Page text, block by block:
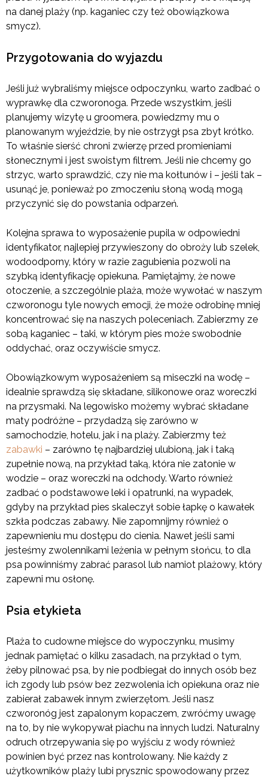
na danej plaży (np. kaganiec czy też obowiązkowa
smycz).
Przygotowania do wyjazdu
Jeśli już wybraliśmy miejsce odpoczynku, warto zadbać o
wyprawkę dla czworonoga. Przede wszystkim, jeśli
planujemy wizytę u groomera, powiedzmy mu o
planowanym wyjeździe, by nie ostrzygł psa zbyt krótko.
To właśnie sierść chroni zwierzę przed promieniami
słonecznymi i jest swoistym filtrem. Jeśli nie chcemy go
strzyc, warto sprawdzić, czy nie ma kołtunów i – jeśli tak –
usunąć je, ponieważ po zmoczeniu słoną wodą mogą
przyczynić się do powstania odparzeń.
Kolejna sprawa to wyposażenie pupila w odpowiedni
identyfikator, najlepiej przywieszony do obroży lub szelek,
wodoodporny, który w razie zagubienia pozwoli na
szybką identyfikację opiekuna. Pamiętajmy, że nowe
otoczenie, a szczególnie plaża, może wywołać w naszym
czworonogu tyle nowych emocji, że może odrobinę mniej
koncentrować się na naszych poleceniach. Zabierzmy ze
sobą kaganiec – taki, w którym pies może swobodnie
oddychać, oraz oczywiście smycz.
Obowiązkowym wyposażeniem są miseczki na wodę –
idealnie sprawdzą się składane, silikonowe oraz woreczki
na przysmaki. Na legowisko możemy wybrać składane
maty podróżne – przydadzą się zarówno w
samochodzie, hotelu, jak i na plaży. Zabierzmy też
zabawki – zarówno tę najbardziej ulubioną, jak i taką
zupełnie nową, na przykład taką, która nie zatonie w
wodzie – oraz woreczki na odchody. Warto również
zadbać o podstawowe leki i opatrunki, na wypadek,
gdyby na przykład pies skaleczył sobie łapkę o kawałek
szkła podczas zabawy. Nie zapomnijmy również o
zapewnieniu mu dostępu do cienia. Nawet jeśli sami
jesteśmy zwolennikami leżenia w pełnym słońcu, to dla
psa powinniśmy zabrać parasol lub namiot plażowy, który
zapewni mu osłonę.
Psia etykieta
Plaża to cudowne miejsce do wypoczynku, musimy
jednak pamiętać o kilku zasadach, na przykład o tym,
żeby pilnować psa, by nie podbiegał do innych osób bez
ich zgody lub psów bez zezwolenia ich opiekuna oraz nie
zabierał zabawek innym zwierzętom. Jeśli nasz
czworonóg jest zapalonym kopaczem, zwróćmy uwagę
na to, by nie wykopywał piachu na innych ludzi. Naturalny
odruch otrzepywania się po wyjściu z wody również
powinien być przez nas kontrolowany. Nie każdy z
użytkowników plaży lubi prysznic spowodowany przez